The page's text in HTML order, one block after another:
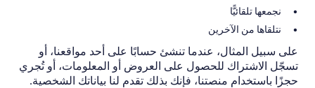
نجمعها تلقائيًّا
نتلقاها من الآخرين
على سبيل المثال، عندما تنشئ حسابًا على أحد مواقعنا، أو
تسجّل الاشتراك للحصول على العروض أو المعلومات، أو تُجري
حجزًا باستخدام منصتنا، فإنك بذلك تقدم لنا بياناتك الشخصية.